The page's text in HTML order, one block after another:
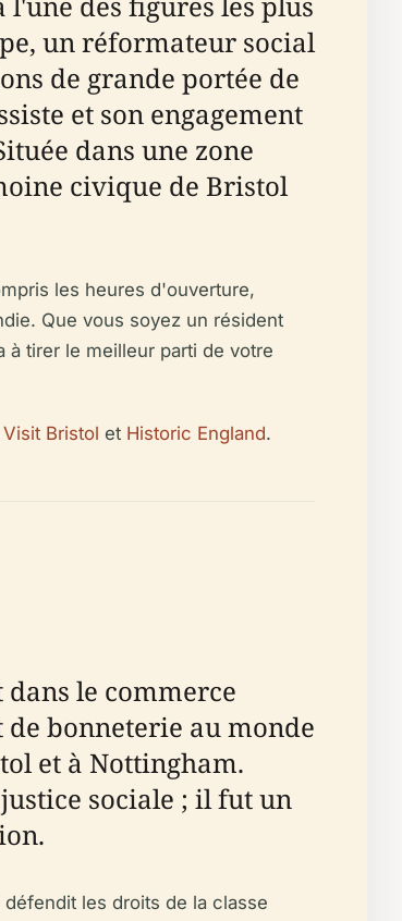
un réformateur social
de grande portée de
et son engagement
dans une zone
civique de Bristol
les heures d'ouverture,
Que vous soyez un résident
tirer le meilleur parti de votre
Visit Bristol et Historic England.
le commerce
bonneterie au monde
et à Nottingham.
sociale ; il fut un
les droits de la classe